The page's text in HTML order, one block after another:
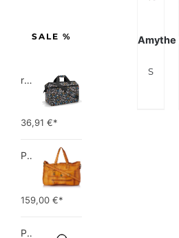
Amythe
Sporttasche Damen, Amythe Faltbare Reisetasche Weekender 38L,Gym Bag mit Schuhfach Damen Schwimmtasche
SALE %
reisenthel allrounder L pocket  Vielseitige Doktortasche für Reise, Arbeit und Freizeit  Mit praktischer Trolley…
36,91 €*
PIECES TOTALLY ROYAL LEATHER TRAVEL BAG 17055349 Damen Umhängetaschen ,1 Groesse (51 x 33 x 14,5 cm)
159,00 €*
Picard Unisex-Erwachsene Buddy Gepäck- Handgepäck